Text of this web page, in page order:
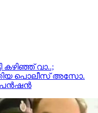
കഴിഞ്ഞ് വാ..;
പൊലീസ് അസോ.